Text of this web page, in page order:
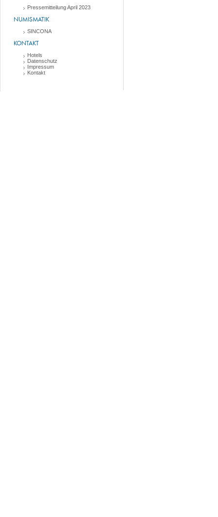
Pressemitteilung April 2023
NUMISMATIK
SINCONA
KONTAKT
Hotels
Datenschutz
Impressum
Kontakt